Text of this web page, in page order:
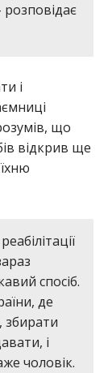
розповідає
і
що
відкрив ще
спосіб.
де
збирати
і
чоловік.